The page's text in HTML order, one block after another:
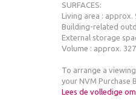
SURFACES:
Living area : approx.
Building-related
External storage
Volume : approx.
To arrange a
your NVM Purchase
Lees de volledige